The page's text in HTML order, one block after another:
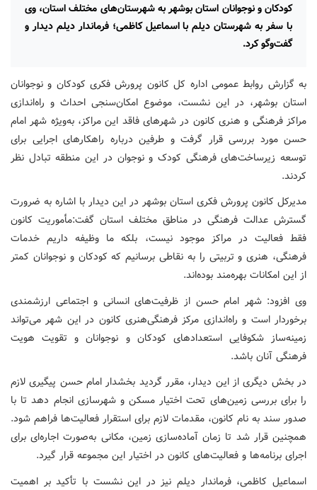
کودکان و نوجوانان استان بوشهر به شهرستان‌های مختلف استان، وی
با سفر به شهرستان دیلم با اسماعیل کاظمی؛ فرماندار دیلم دیدار و
گفت‌وگو کرد.
به گزارش روابط عمومی اداره کل کانون پرورش فکری کودکان و نوجوانان
استان بوشهر، در این نشست، موضوع امکان‌سنجی احداث و راه‌اندازی
مراکز فرهنگی و هنری کانون در شهرهای فاقد این مراکز، به‌ویژه شهر امام
حسن مورد بررسی قرار گرفت و طرفین درباره راهکارهای اجرایی برای
توسعه زیرساخت‌های فرهنگی کودک و نوجوان در این منطقه تبادل نظر
کردند.
مدیرکل کانون پرورش فکری استان بوشهر در این دیدار با اشاره به ضرورت
گسترش عدالت فرهنگی در مناطق مختلف استان گفت:مأموریت کانون
فقط فعالیت در مراکز موجود نیست، بلکه ما وظیفه داریم خدمات
فرهنگی، هنری و تربیتی را به نقاطی برسانیم که کودکان و نوجوانان کمتر
از این امکانات بهره‌مند بوده‌اند.
وی افزود: شهر امام حسن از ظرفیت‌های انسانی و اجتماعی ارزشمندی
برخوردار است و راه‌اندازی مرکز فرهنگی‌هنری کانون در این شهر می‌تواند
زمینه‌ساز شکوفایی استعدادهای کودکان و نوجوانان و تقویت هویت
فرهنگی آنان باشد.
در بخش دیگری از این دیدار، مقرر گردید بخشدار امام حسن پیگیری لازم
را برای بررسی زمین‌های تحت اختیار مسکن و شهرسازی انجام دهد تا با
صدور سند به نام کانون، مقدمات لازم برای استقرار فعالیت‌ها فراهم شود.
همچنین قرار شد تا زمان آماده‌سازی زمین، مکانی به‌صورت اجاره‌ای برای
اجرای برنامه‌ها و فعالیت‌های کانون در اختیار این مجموعه قرار گیرد.
اسماعیل کاظمی، فرماندار دیلم نیز در این نشست با تأکید بر اهمیت